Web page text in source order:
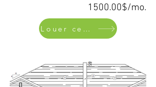
1500.00$/mo.
Louer cette propriété